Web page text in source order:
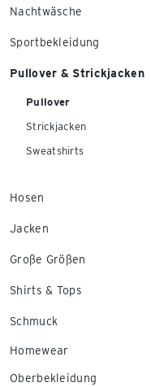
Nachtwäsche
Sportbekleidung
Pullover & Strickjacken
Pullover
Strickjacken
Sweatshirts
Hosen
Jacken
Große Größen
Shirts & Tops
Schmuck
Homewear
Oberbekleidung